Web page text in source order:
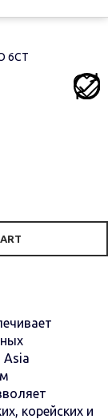
6СТ
Asia
корейских и